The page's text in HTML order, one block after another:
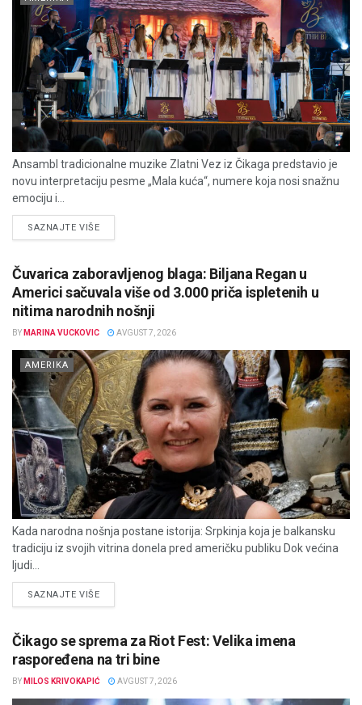
Ansambl tradicionalne muzike Zlatni Vez iz Čikaga predstavio je
novu interpretaciju pesme „Mala kuća“, numere koja nosi snažnu
emociju i...
SAZNAJTE VIŠEDETAILS
Čuvarica zaboravljenog blaga: Biljana Regan u
Americi sačuvala više od 3.000 priča ispletenih u
nitima narodnih nošnji
BY MARINA VUCKOVIC AVGUST 7, 2026
AMERIKA
Kada narodna nošnja postane istorija: Srpkinja koja je balkansku
tradiciju iz svojih vitrina donela pred američku publiku Dok većina
ljudi...
SAZNAJTE VIŠEDETAILS
Čikago se sprema za Riot Fest: Velika imena
raspoređena na tri bine
BY MILOS KRIVOKAPIĆ AVGUST 7, 2026